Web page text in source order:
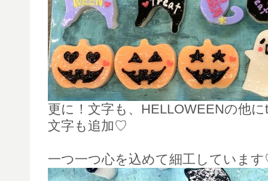
更に！文字も、HELLOWEENの他
文字も追加♡
一つ一つ心を込めて細工していま